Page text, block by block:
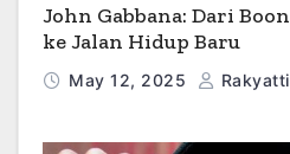
John Gabbana: Dari
ke Jalan Hidup Baru
May 12, 2025